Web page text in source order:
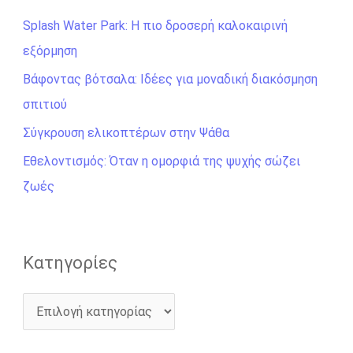
τ
η
σ
η
γ
ι
α
Splash Water Park: Η πιο δροσερή καλοκαιρινή
εξόρμηση
Βάφοντας βότσαλα: Ιδέες για μοναδική διακόσμηση
σπιτιού
Σύγκρουση ελικοπτέρων στην Ψάθα
Εθελοντισμός: Όταν η ομορφιά της ψυχής σώζει
ζωές
Kατηγορίες